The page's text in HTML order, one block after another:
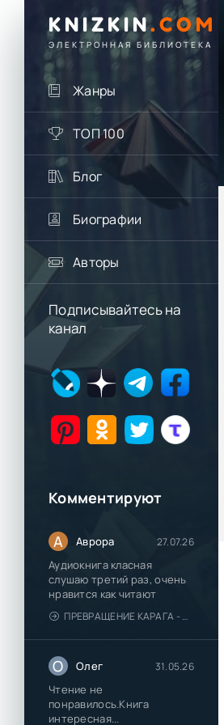
KNIZKIN. COM
ЭЛЕКТРОННАЯ БИБЛИОТЕКА
Жанры
ТОП 100
Блог
Биографии
Авторы
Подписывайтесь на
канал
Комментируют
А Аврора 27.07.26
Аудиокнига класная
слушаю третий раз, очень
нравится как читают
ПРЕВРАЩЕНИЕ КАРАГА - КАТЯ БРАНДИС
О Олег 31.05.26
Чтение не
понравилось.Книга
интересная...